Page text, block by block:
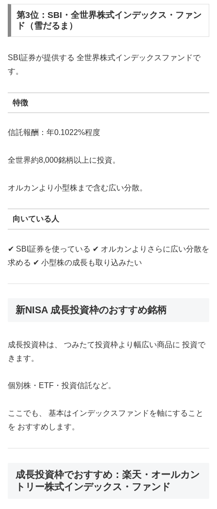
第3位：SBI・全世界株式インデックス・ファン
ド（雪だるま）
SBI証券が提供する 全世界株式インデックスファンドで
す。
特徴
信託報酬：年0.1022%程度
全世界約8,000銘柄以上に投資。
オルカンより小型株まで含む広い分散。
向いている人
✔ SBI証券を使っている ✔ オルカンよりさらに広い分散を
求める ✔ 小型株の成長も取り込みたい
新NISA 成長投資枠のおすすめ銘柄
成長投資枠は、 つみたて投資枠より幅広い商品に 投資で
きます。
個別株・ETF・投資信託など。
ここでも、 基本はインデックスファンドを軸にすること
を おすすめします。
成長投資枠でおすすめ：楽天・オールカン
トリー株式インデックス・ファンド